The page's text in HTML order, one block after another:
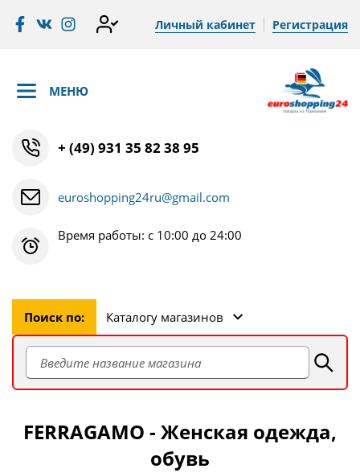
Личный кабинет Регистрация
МЕНЮ
+ (49) 931 35 82 38 95
euroshopping24ru@gmail.com
Время работы: с 10:00 до 24:00
Поиск по: Каталогу магазинов
FERRAGAMO - Женская одежда,
обувь